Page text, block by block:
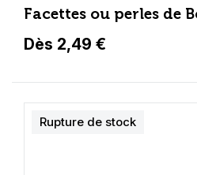
Facettes ou perles de
Dès 2,49 €
Rupture de stock